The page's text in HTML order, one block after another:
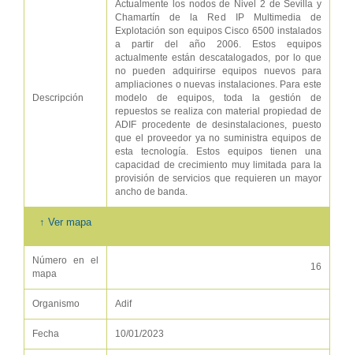
Descripción
Actualmente los nodos de Nivel 2 de Sevilla y
Chamartín de la Red IP Multimedia de
Explotación son equipos Cisco 6500 instalados
a partir del año 2006. Estos equipos
actualmente están descatalogados, por lo que
no pueden adquirirse equipos nuevos para
ampliaciones o nuevas instalaciones. Para este
modelo de equipos, toda la gestión de
repuestos se realiza con material propiedad de
ADIF procedente de desinstalaciones, puesto
que el proveedor ya no suministra equipos de
esta tecnología. Estos equipos tienen una
capacidad de crecimiento muy limitada para la
provisión de servicios que requieren un mayor
ancho de banda.
↑ Ver mapa
Número en el
mapa
16
Organismo Adif
Fecha 10/01/2023